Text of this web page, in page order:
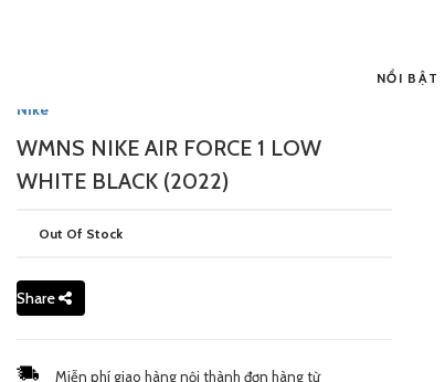
NỔI BẬT
Nike
WMNS NIKE AIR FORCE 1 LOW
WHITE BLACK (2022)
Out Of Stock
Share
Miễn phí giao hàng nội thành đơn hàng từ